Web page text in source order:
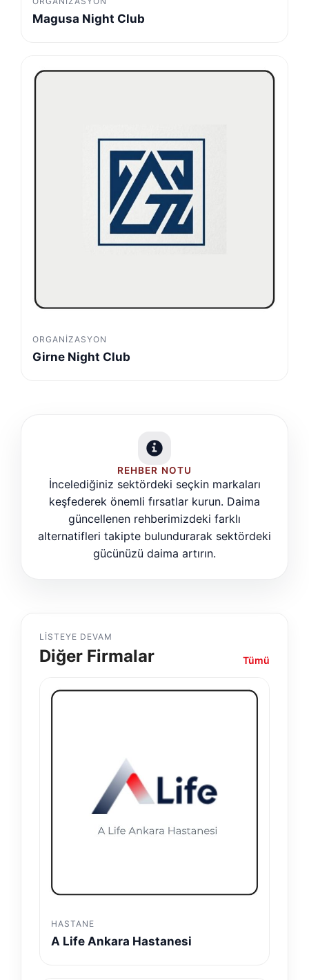
Magusa Night Club
ORGANIZASYON
Girne Night Club
REHBER NOTU
İncelediğiniz sektördeki seçkin markaları
keşfederek önemli fırsatlar kurun. Daima
güncellenen rehberimizdeki farklı
alternatifleri takipte bulundurarak sektördeki
gücünüzü daima artırın.
LISTEYE DEVAM
Diğer Firmalar Tümü
HASTANE
A Life Ankara Hastanesi